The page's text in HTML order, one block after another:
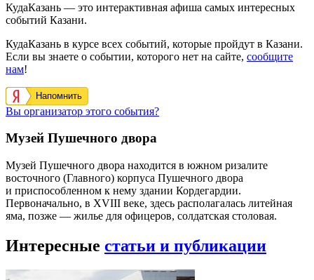
КудаКазань — это интерактивная афиша самых интересных
событий Казани.
КудаКазань в курсе всех событий, которые пройдут в Казани.
Если вы знаете о событии, которого нет на сайте, сообщите
нам!
Напомнить
Вы организатор этого события?
Музей Пушечного двора
Музей Пушечного двора находится в южном ризалите
восточного (Главного) корпуса Пушечного двора
и приспособленном к нему здании Кордегардии.
Первоначально, в XVIII веке, здесь располагалась литейная
яма, позже — жилье для офицеров, солдатская столовая.
Интересные статьи и публикации